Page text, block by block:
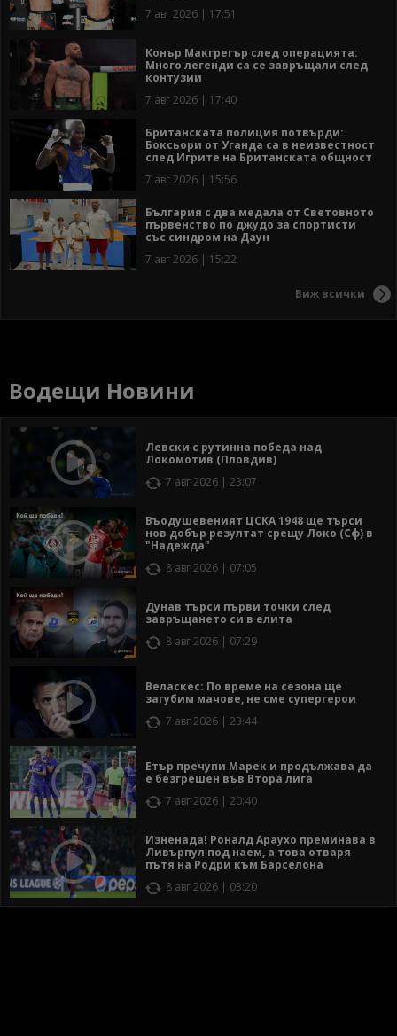
7 авг 2026 | 17:51
Конър Макгрегър след операцията:
Много легенди са се завръщали след
контузии
7 авг 2026 | 17:40
Британската полиция потвърди:
Боксьори от Уганда са в неизвестност
след Игрите на Британската общност
7 авг 2026 | 15:56
България с два медала от Световното
първенство по джудо за спортисти
със синдром на Даун
7 авг 2026 | 15:22
Виж всички
Водещи Новини
Левски с рутинна победа над
Локомотив (Пловдив)
7 авг 2026 | 23:07
Въодушевеният ЦСКА 1948 ще търси
нов добър резултат срещу Локо (Сф) в
"Надежда"
8 авг 2026 | 07:05
Дунав търси първи точки след
завръщането си в елита
8 авг 2026 | 07:29
Веласкес: По време на сезона ще
загубим мачове, не сме супергерои
7 авг 2026 | 23:44
Етър пречупи Марек и продължава да
е безгрешен във Втора лига
7 авг 2026 | 20:40
Изненада! Роналд Араухо преминава в
Ливърпул под наем, а това отваря
пътя на Родри към Барселона
8 авг 2026 | 03:20